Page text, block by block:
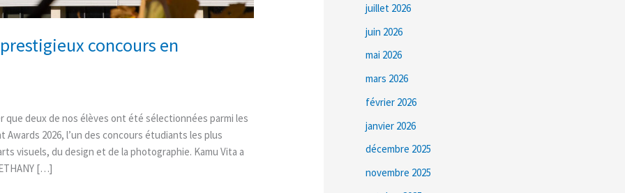
concours en
que deux de nos élèves ont été sélectionnées parmi les
2026, l’un des concours étudiants les plus
visuels, du design et de la photographie. Kamu Vita a
[…]
juillet 2026
juin 2026
mai 2026
mars 2026
février 2026
janvier 2026
décembre 2025
novembre 2025